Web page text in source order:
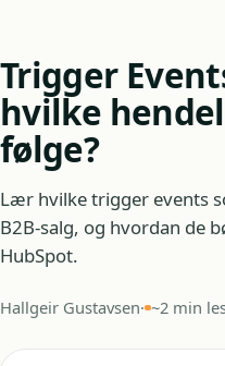
Trigger
hvilke
følge?
Lær hvilke trigger events
B2B-salg, og hvordan de
HubSpot.
Hallgeir Gustavsen· ~2 min